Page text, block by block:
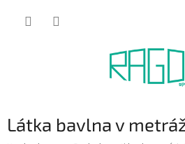
Látka bavlna v